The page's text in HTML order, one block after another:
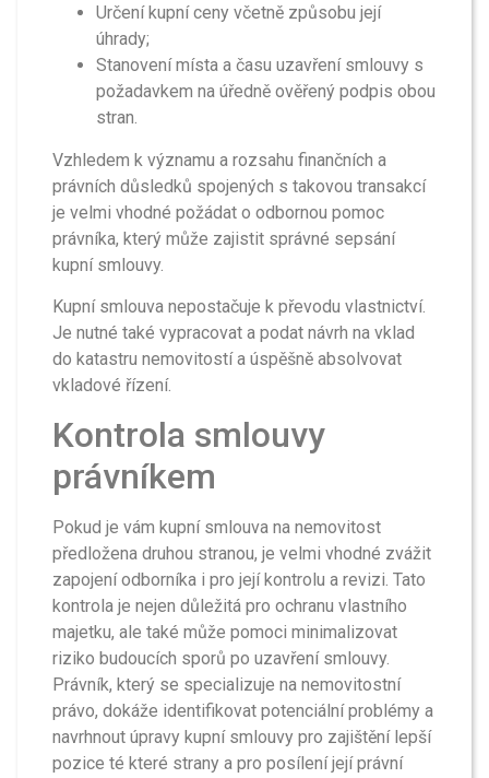
Určení kupní ceny včetně způsobu její
úhrady;
Stanovení místa a času uzavření smlouvy s
požadavkem na úředně ověřený podpis obou
stran.
Vzhledem k významu a rozsahu finančních a
právních důsledků spojených s takovou transakcí
je velmi vhodné požádat o odbornou pomoc
právníka, který může zajistit správné sepsání
kupní smlouvy.
Kupní smlouva nepostačuje k převodu vlastnictví.
Je nutné také vypracovat a podat návrh na vklad
do katastru nemovitostí a úspěšně absolvovat
vkladové řízení.
Kontrola smlouvy
právníkem
Pokud je vám kupní smlouva na nemovitost
předložena druhou stranou, je velmi vhodné zvážit
zapojení odborníka i pro její kontrolu a revizi. Tato
kontrola je nejen důležitá pro ochranu vlastního
majetku, ale také může pomoci minimalizovat
riziko budoucích sporů po uzavření smlouvy.
Právník, který se specializuje na nemovitostní
právo, dokáže identifikovat potenciální problémy a
navrhnout úpravy kupní smlouvy pro zajištění lepší
pozice té které strany a pro posílení její právní